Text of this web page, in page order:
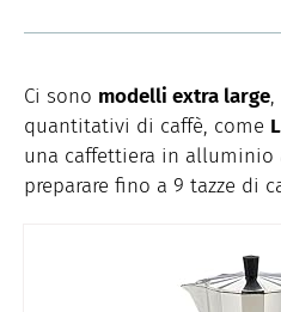
Ci sono modelli extra large,
quantitativi di caffè, come
una caffettiera in alluminio
preparare fino a 9 tazze di